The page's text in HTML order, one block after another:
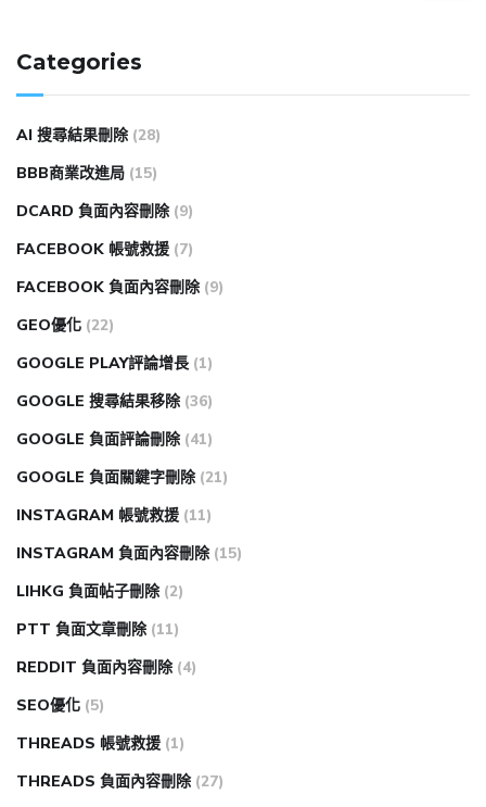
Categories
AI 搜尋結果刪除 (28)
BBB商業改進局 (15)
DCARD 負面內容刪除 (9)
FACEBOOK 帳號救援 (7)
FACEBOOK 負面內容刪除 (9)
GEO優化 (22)
GOOGLE PLAY評論增長 (1)
GOOGLE 搜尋結果移除 (36)
GOOGLE 負面評論刪除 (41)
GOOGLE 負面關鍵字刪除 (21)
INSTAGRAM 帳號救援 (11)
INSTAGRAM 負面內容刪除 (15)
LIHKG 負面帖子刪除 (2)
PTT 負面文章刪除 (11)
REDDIT 負面內容刪除 (4)
SEO優化 (5)
THREADS 帳號救援 (1)
THREADS 負面內容刪除 (27)